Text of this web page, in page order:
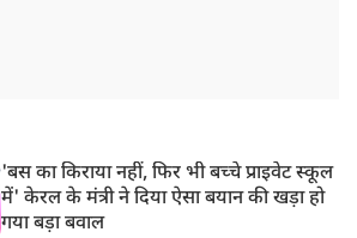
'बस का किराया नहीं, फिर भी बच्चे प्राइवेट स्कूल
में' केरल के मंत्री ने दिया ऐसा बयान की खड़ा हो
गया बड़ा बवाल